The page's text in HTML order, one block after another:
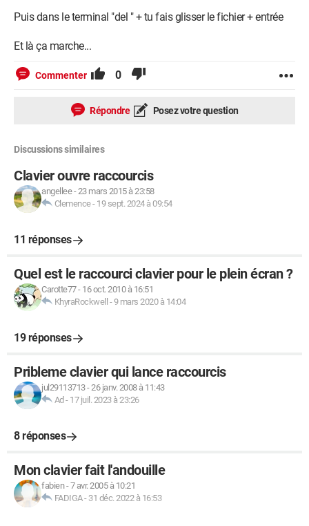
Puis dans le terminal "del " + tu fais glisser le fichier + entrée
Et là ça marche...
Commenter 0
Répondre Posez votre question
Discussions similaires
Clavier ouvre raccourcis
angellee-23 mars 2015 à 23:58
Clemence- 19 sept. 2024 à 09:54
11 réponses
Quel est le raccourci clavier pour le plein écran ?
Carotte77- 16 oct. 2010 à 16:51
KhyraRockwell -9 mars 2020 à 14:04
19 réponses
Pribleme clavier qui lance raccourcis
jul29113713-26 janv. 2008 à 11:43
Ad - 17 juil. 2023 à 23:26
8 réponses
Mon clavier fait l'andouille
fabien-7 avr. 2005 à 10:21
FADIGA- 31 déc. 2022 à 16:53